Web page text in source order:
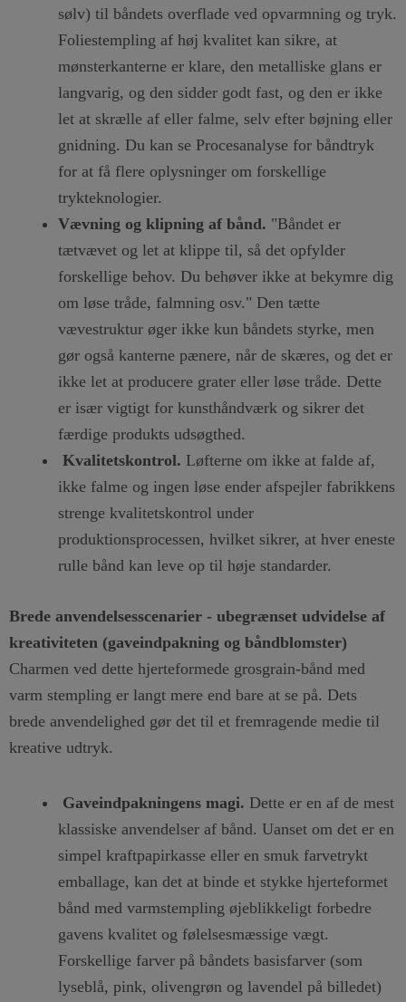
sølv) til båndets overflade ved opvarmning og tryk.
Foliestempling af høj kvalitet kan sikre, at
mønsterkanterne er klare, den metalliske glans er
langvarig, og den sidder godt fast, og den er ikke
let at skrælle af eller falme, selv efter bøjning eller
gnidning. Du kan se Procesanalyse for båndtryk
for at få flere oplysninger om forskellige
trykteknologier.
Vævning og klipning af bånd. "Båndet er
tætvævet og let at klippe til, så det opfylder
forskellige behov. Du behøver ikke at bekymre dig
om løse tråde, falmning osv." Den tætte
vævestruktur øger ikke kun båndets styrke, men
gør også kanterne pænere, når de skæres, og det er
ikke let at producere grater eller løse tråde. Dette
er især vigtigt for kunsthåndværk og sikrer det
færdige produkts udsøgthed.
Kvalitetskontrol. Løfterne om ikke at falde af,
ikke falme og ingen løse ender afspejler fabrikkens
strenge kvalitetskontrol under
produktionsprocessen, hvilket sikrer, at hver eneste
rulle bånd kan leve op til høje standarder.
Brede anvendelsesscenarier - ubegrænset udvidelse af
kreativiteten (gaveindpakning og båndblomster)
Charmen ved dette hjerteformede grosgrain-bånd med
varm stempling er langt mere end bare at se på. Dets
brede anvendelighed gør det til et fremragende medie til
kreative udtryk.
Gaveindpakningens magi. Dette er en af de mest
klassiske anvendelser af bånd. Uanset om det er en
simpel kraftpapirkasse eller en smuk farvetrykt
emballage, kan det at binde et stykke hjerteformet
bånd med varmstempling øjeblikkeligt forbedre
gavens kvalitet og følelsesmæssige vægt.
Forskellige farver på båndets basisfarver (som
lyseblå, pink, olivengrøn og lavendel på billedet)